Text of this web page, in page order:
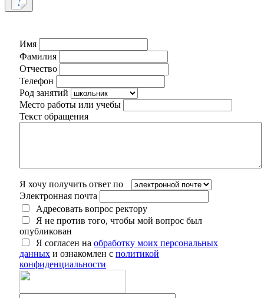
Имя
Фамилия
Отчество
Телефон
Род занятий
Место работы или учебы
Текст обращения
Я хочу получить ответ по
Электронная почта
Адресовать вопрос ректору
Я не против того, чтобы мой вопрос был
опубликован
Я согласен на обработку моих персональных
данных и ознакомлен с политикой
конфиденциальности